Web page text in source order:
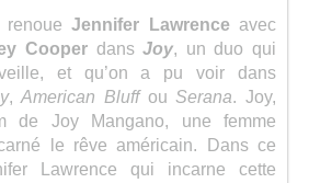
renoue Jennifer Lawrence avec
CooperdansJoy, un duo qui
et qu’on a pu voir dans
,American BluffouSerana. Joy,
de Joy Mangano, une femme
le rêve américain. Dans ce
Lawrence qui incarne cette